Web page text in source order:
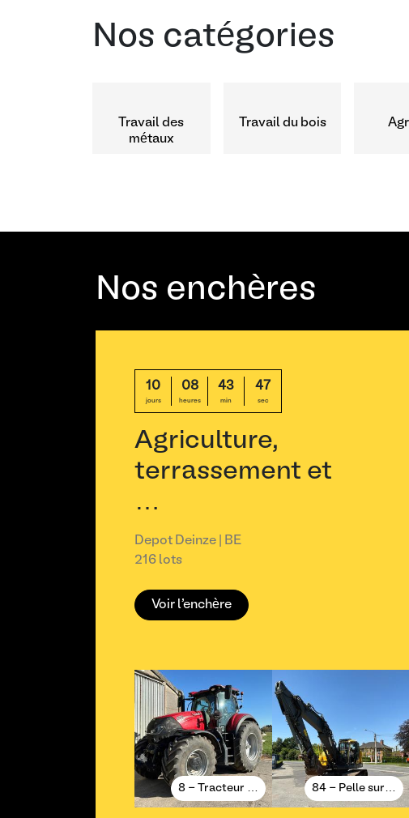
Nos catégories
Travail des
métaux
Travail du bois
Nos enchères
10
jours
08
heures
43
min
47
sec
Agriculture,
terrassement et
…
Depot Deinze | BE
216 lots
Voir l'enchère
8 - Tracteur … 84 - Pelle sur…